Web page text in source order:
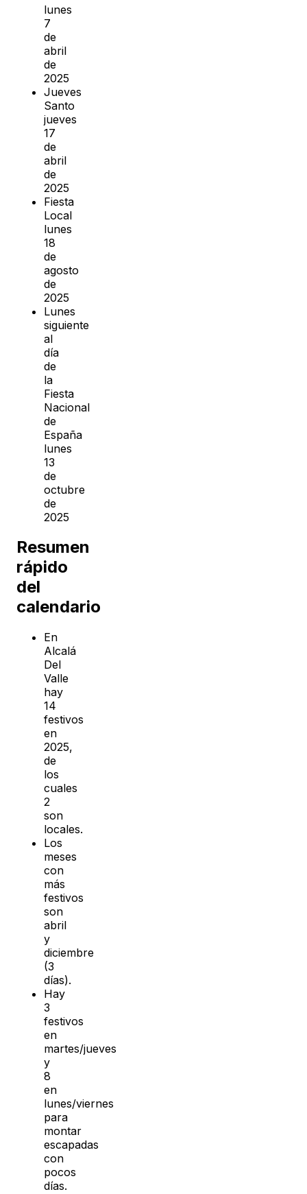
lunes
7
de
abril
de
2025
Jueves
Santo
jueves
17
de
abril
de
2025
Fiesta
Local
lunes
18
de
agosto
de
2025
Lunes
siguiente
al
día
de
la
Fiesta
Nacional
de
España
lunes
13
de
octubre
de
2025
Resumen
rápido
del
calendario
En
Alcalá
Del
Valle
hay
14
festivos
en
2025,
de
los
cuales
2
son
locales.
Los
meses
con
más
festivos
son
abril
y
diciembre
(3
días).
Hay
3
festivos
en
martes/jueves
y
8
en
lunes/viernes
para
montar
escapadas
con
pocos
días.